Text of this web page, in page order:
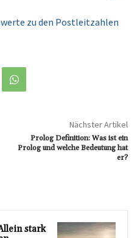
zu den Postleitzahlen
Nächster Artikel
Prolog Definition: Was ist ein
Prolog und welche Bedeutung hat
er?
stark